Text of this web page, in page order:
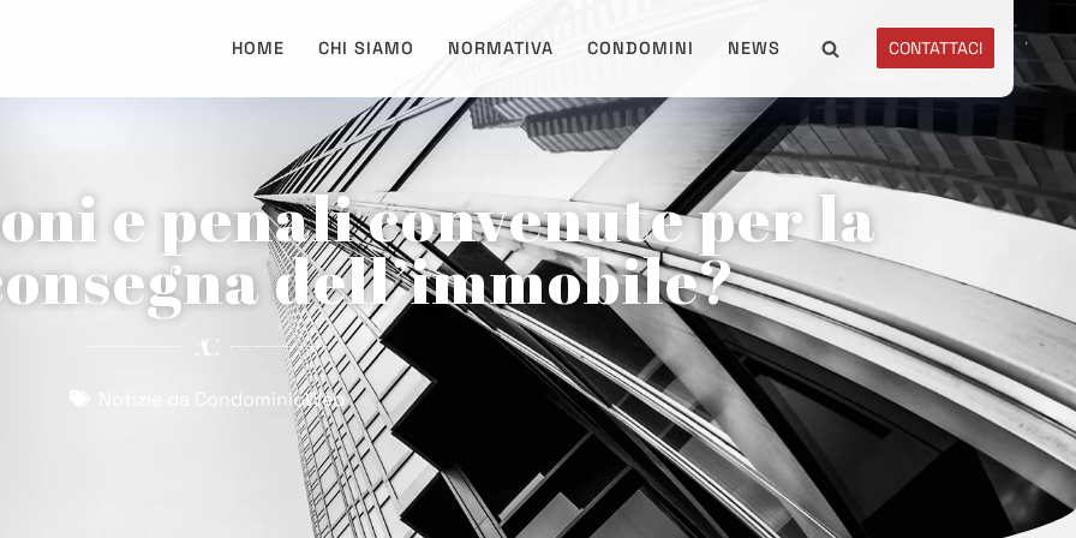
HOME CHI SIAMO NORMATIVA CONDOMINI NEWS CONTATTACI
e penali convenute per la
dell’immobile?
Notizie da CondominioWeb